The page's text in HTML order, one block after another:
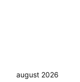
august 2026